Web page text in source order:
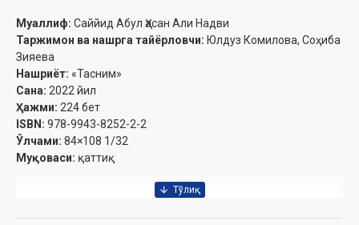
Муаллиф: Саййид Абул Ҳасан Али Надви
Таржимон ва нашрга тайёрловчи: Юлдуз Комилова, Соҳиба
Зияева
Нашриёт: «Тасним»
Сана: 2022 йил
Ҳажми: 224 бет
ISBN: 978-9943-8252-2-2
Ўлчами: 84×108 1/32
Муқоваси: қаттиқ